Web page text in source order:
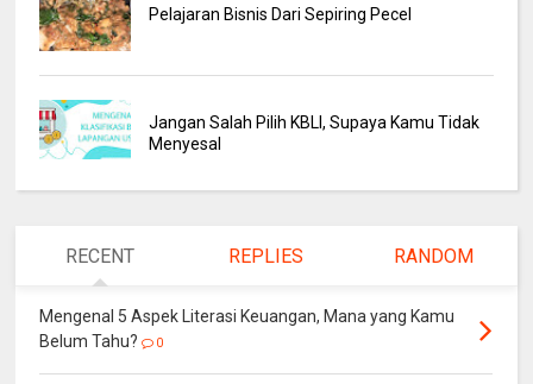
Pelajaran Bisnis Dari Sepiring Pecel
Jangan Salah Pilih KBLI, Supaya Kamu Tidak
Menyesal
RECENT REPLIES RANDOM
Mengenal 5 Aspek Literasi Keuangan, Mana yang Kamu
Belum Tahu?
0